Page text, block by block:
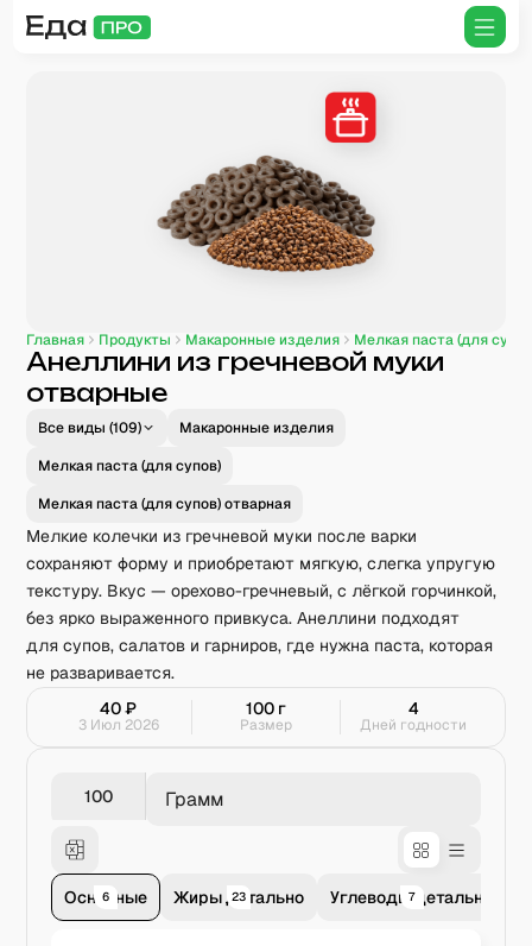
Главная Продукты Макаронные изделия Мелкая паста (для
Анеллини из гречневой муки
отварные
Все виды (109)
Макаронные изделия
Мелкая паста (для супов)
Мелкая паста (для супов) отварная
Мелкие колечки из гречневой муки после варки
сохраняют форму и приобретают мягкую, слегка упругую
текстуру. Вкус — орехово-гречневый, с лёгкой горчинкой,
без ярко выраженного привкуса. Анеллини подходят
для супов, салатов и гарниров, где нужна паста, которая
не разваривается.
40₽
3 Июл 2026
100 г
Размер
4
Дней годности
Грамм
Основные
6 Жиры детально
23 Углеводы детально
7